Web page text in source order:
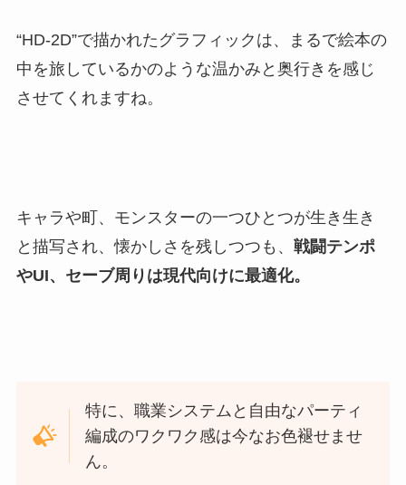
“HD-2D”で描かれたグラフィックは、まるで絵本の
中を旅しているかのような温かみと奥行きを感じ
させてくれますね。
キャラや町、モンスターの一つひとつが生き生き
と描写され、懐かしさを残しつつも、 戦闘テンポ
やUI、セーブ周りは現代向けに最適化。
特に、職業システムと自由なパーティ
編成のワクワク感は今なお色褪せませ
ん。